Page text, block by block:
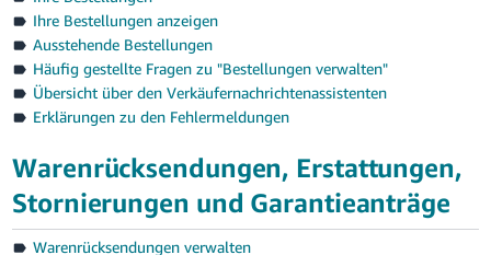
Ihre Bestellungen anzeigen
Ausstehende Bestellungen
Häufig gestellte Fragen zu "Bestellungen verwalten"
Übersicht über den Verkäufernachrichtenassistenten
Erklärungen zu den Fehlermeldungen
Warenrücksendungen, Erstattungen,
Stornierungen und Garantieanträge
Warenrücksendungen verwalten